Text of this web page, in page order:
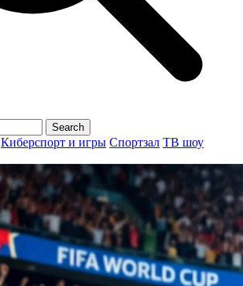
Киберспорт и игры Спортзал ТВ шоу